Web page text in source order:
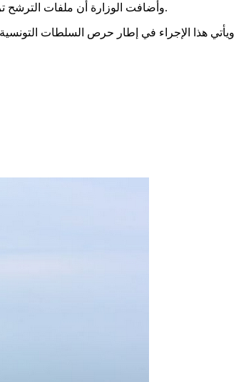
وأضافت الوزارة أن ملفات الترشح ترسل مباشرة إلى مقر وزارة الفلاحة والموارد المائية والصيد البحري (الإدارة العامة للصيد البحري وتربية الأسماك)، الكائن بـ 30 نهج آلان سافاري، 1002 تونس.
ويأتي هذا الإجراء في إطار حرص السلطات